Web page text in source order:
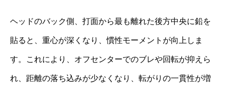
ヘッドのバック側、打面から最も離れた後方中央に鉛を
貼ると、重心が深くなり、慣性モーメントが向上しま
す。これにより、オフセンターでのブレや回転が抑えら
れ、距離の落ち込みが少なくなり、転がりの一貫性が増